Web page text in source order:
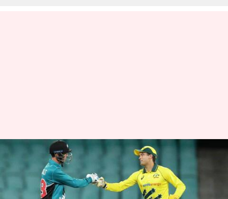
कोरोना के बढ़ रहे प्रभाव के बीच
न्यूजीलैंड क्रिकेट ने अपने कार्यक्रम में
बदलाव किए